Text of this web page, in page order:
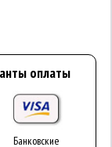
оплаты
Банковские